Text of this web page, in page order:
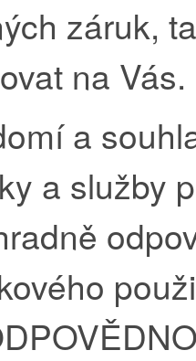
záruk,
na Vás.
a
a služby